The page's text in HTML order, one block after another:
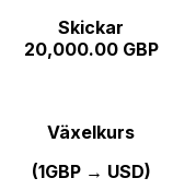
Skickar
20,000.00 GBP
Växelkurs
(1GBP → USD)